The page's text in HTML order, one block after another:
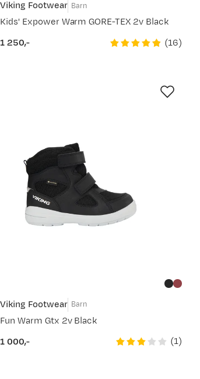
Viking Footwear Barn
Kids' Expower Warm GORE-TEX 2v Black
price
1 250,- (16)
Viking Footwear Barn
Fun Warm Gtx 2v Black
price
1 000,- (1)